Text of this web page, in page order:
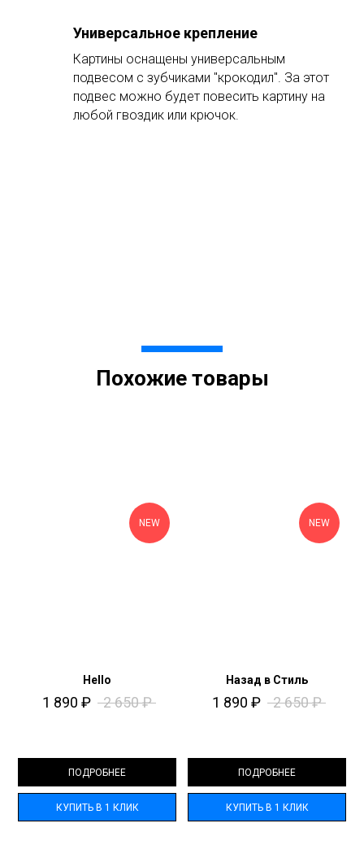
Универсальное крепление
Картины оснащены универсальным
подвесом с зубчиками "крокодил". За этот
подвес можно будет повесить картину на
любой гвоздик или крючок.
Похожие товары
NEW
Hello
1 890 ₽ 2 650₽
ПОДРОБНЕЕ
КУПИТЬ В 1 КЛИК
NEW
Назад в Стиль​
1 890 ₽ 2 650₽
ПОДРОБНЕЕ
КУПИТЬ В 1 КЛИК